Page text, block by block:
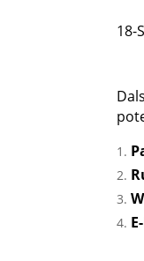
18-